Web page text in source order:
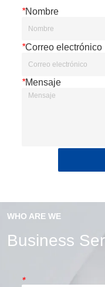
*Nombre
*Correo electrónico
*Mensaje
WHO ARE WE
Business
*